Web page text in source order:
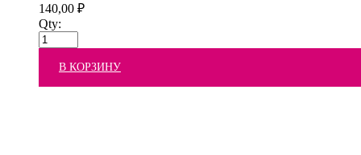
140,00 ₽
Qty:
В КОРЗИНУ